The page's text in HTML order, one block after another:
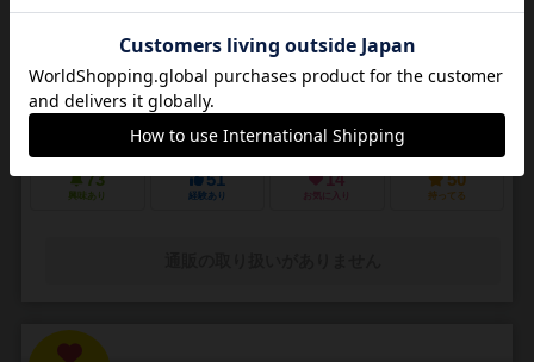
14歳～
悪夢のような街で他の狩人を出し抜いて「血の遺志」を集めろ
ＰＳ４で発売されたフロムソフトウェアのブラッドボーンのカードゲ
ーム化。 かつて栄華を極めた古都ヤーナムでは風土病「獣の病」がは
びこっていた。あなたは「獣の病」の罹患者で...
73
興味あり
51
経験あり
14
お気に入り
50
持ってる